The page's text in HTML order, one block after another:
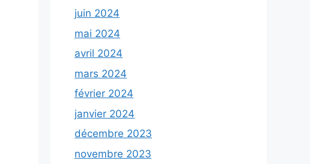
juin 2024
mai 2024
avril 2024
mars 2024
février 2024
janvier 2024
décembre 2023
novembre 2023